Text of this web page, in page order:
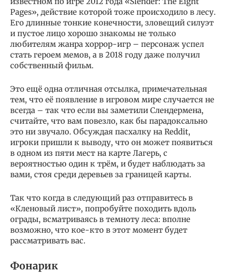
Pages», действие которой тоже происходило в лесу.
Его длинные тонкие конечности, зловещий силуэт
и пустое лицо хорошо знакомы не только
любителям жанра хоррор-игр – персонаж успел
стать героем мемов, а в 2018 году даже получил
собственный фильм.
Это ещё одна отличная отсылка, примечательная
тем, что её появление в игровом мире случается не
всегда – так что если вы заметили Слендермена,
считайте, что вам повезло, как бы парадоксально
это ни звучало. Обсуждая пасхалку на Reddit,
игроки пришли к выводу, что он может появиться
в одном из пяти мест на карте Лагерь, с
вероятностью один к трём, и будет наблюдать за
вами, стоя среди деревьев за границей карты.
Так что когда в следующий раз отправитесь в
«Кленовый лист», попробуйте походить вдоль
ограды, всматриваясь в темноту леса: вполне
возможно, что кое-кто в этот момент будет
рассматривать вас.
Фонарик